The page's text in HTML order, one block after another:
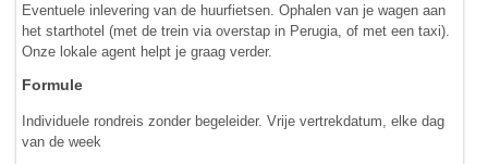
Eventuele inlevering van de huurfietsen. Ophalen van je wagen aan
het starthotel (met de trein via overstap in Perugia, of met een taxi).
Onze lokale agent helpt je graag verder.
Formule
Individuele rondreis zonder begeleider. Vrije vertrekdatum, elke dag
van de week